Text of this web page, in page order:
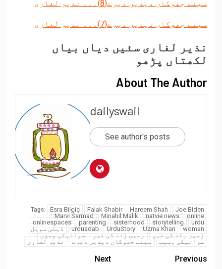
سینے جھوکاں دیدیں دیرے(8)۔۔۔ نذیر لغاری
سینے جھوکاں دیدیں دیرے(7)۔۔۔ نذیر لغاری
نذیر لغاری سئیں دیاں بیاں
لکھتاں پڑھو
About The Author
dailyswail
See author's posts
Tags: Esra Bilgiç Falak Shabir Hareem Shah
Joe Biden
Marvi Sarmad
Minahil Malik natvie news
online
onlinespaces
parenting sisterhood storytelling
urdu
urduadab
UrduStory Uzma Khan woman
ڈیلی سویل
زمین زاد کی خبر
زمیں زاد کی خبر
سرائیکی وسوں
سرائیکی وسیب
سینے جھوکاں دیدیں دیرے نذیر لغاری
Previous
Next